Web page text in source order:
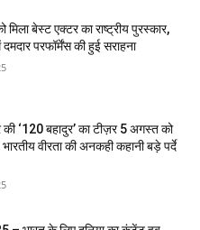
मिला बेस्ट एक्टर का राष्ट्रीय पुरस्कार,
परफॉर्मेंस की हुई सराहना
‘120 बहादुर’ का टीज़र 5 अगस्त को
वीरता की अनकही कहानी बड़े पर्दे